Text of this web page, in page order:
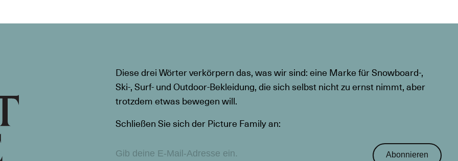
Diese drei Wörter verkörpern das, was wir sind: eine Marke für Snowboard-,
Ski-, Surf- und Outdoor-Bekleidung, die sich selbst nicht zu ernst nimmt, aber
trotzdem etwas bewegen will.
Schließen Sie sich der Picture Family an:
Abonnieren